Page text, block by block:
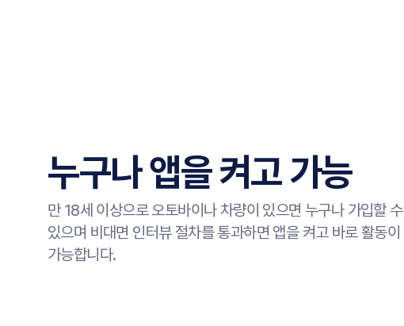
누구나 앱을 켜고 가능
만 18세 이상으로 오토바이나 차량이 있으면 누구나 가입할 수
있으며 비대면 인터뷰 절차를 통과하면 앱을 켜고 바로 활동이
가능합니다.